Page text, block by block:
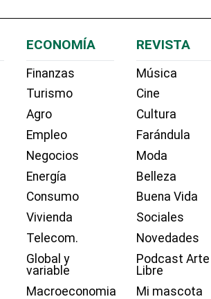
ECONOMÍA
Finanzas
Turismo
Agro
Empleo
Negocios
Energía
Consumo
Vivienda
Telecom.
Global y
variable
Macroeconomia
REVISTA
Música
Cine
Cultura
Farándula
Moda
Belleza
Buena Vida
Sociales
Novedades
Podcast Arte
Libre
Mi mascota